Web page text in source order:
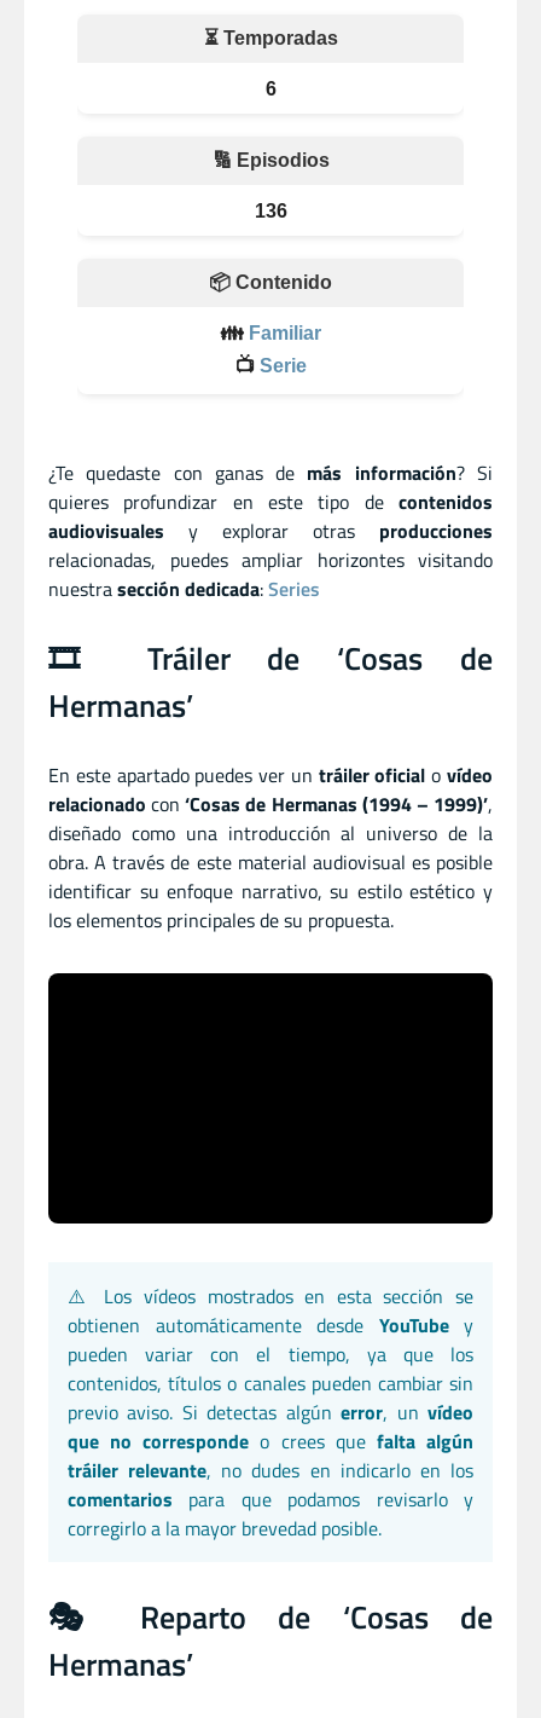
⏳ Temporadas
6
🔢 Episodios
136
📦 Contenido
👪 Familiar
📺 Serie
¿Te quedaste con ganas de más información? Si
quieres profundizar en este tipo de contenidos
audiovisuales y explorar otras producciones
relacionadas, puedes ampliar horizontes visitando
nuestrasección dedicada:Series
🎞️ Tráiler de ‘Cosas de
Hermanas’
En este apartado puedes ver un tráiler oficial ovídeo
relacionado con‘Cosas de Hermanas (1994 – 1999)’,
diseñado como una introducción al universo de la
obra. A través de este material audiovisual es posible
identificar su enfoque narrativo, su estilo estético y
los elementos principales de su propuesta.
⚠️ Los vídeos mostrados en esta sección se
obtienen automáticamente desde YouTubey
pueden variar con el tiempo, ya que los
contenidos, títulos o canales pueden cambiar sin
previo aviso. Si detectas algúnerror, unvídeo
que no corresponde o crees que falta algún
tráiler relevante, no dudes en indicarlo en los
comentarios para que podamos revisarlo y
corregirlo a la mayor brevedad posible.
🎭 Reparto de ‘Cosas de
Hermanas’